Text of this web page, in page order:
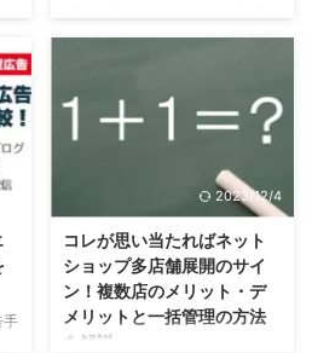
...
ます。 低関心層・・・商品を ...
て
て
な
目的として、ＳＮＳを活用して集
説します。 こんな方に読んでほ
しい記事です。 SNSでお店のお
を使えばいいのかわからない方。
SNSの機能や活用方法について知
（ネットショップ）がSNSを活用
している はじめに、SNSで何が
できるのか？SNSにできることを
解説します。 SNSにできること
手
2023/12/4
コレが思い当たればネット
ショップ多店舗展開のサイ
ン！複数店のメリット・デ
メリットと一括管理の方法
を解説